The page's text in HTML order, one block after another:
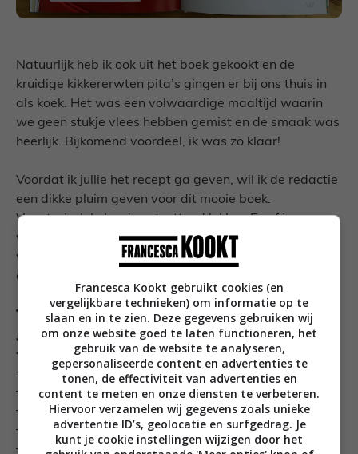
Natuurlijk heb ik ook uit het boek gekookt en de
kruidige kikkererwten pita’s gingen er bij ons thuis in
als koek. Het was een volwaardige maaltijd waarin
we geen stukje vlees hebben gemist en de smaak was
heerlijk. Bijkomend voordeel, ik was zo klaar!
Voordat ik jullie het recept ga geven, wil ik de redactie
een dikke pluim geven voor dit mooie boek.
Vegetarisch koken is ontzettend lekker. En of je nou
vegetariër bent of gewoon af en toe wat minder vis en
vlees wilt eten zoals wij, met dit boek haal je een bak
aan inspiratie aan huis.
Wat je nodig hebt voor 4
personen
– 4el Griekse yoghurt
– 4el mayonaise
– 1tl honing
– 4tl harissa
– 1 klein teentje knoflook
Francesca Kookt gebruikt cookies (en
vergelijkbare technieken) om informatie op te
slaan en in te zien. Deze gegevens gebruiken wij
om onze website goed te laten functioneren, het
gebruik van de website te analyseren,
gepersonaliseerde content en advertenties te
tonen, de effectiviteit van advertenties en
content te meten en onze diensten te verbeteren.
Hiervoor verzamelen wij gegevens zoals unieke
advertentie ID’s, geolocatie en surfgedrag. Je
kunt je cookie instellingen wijzigen door het